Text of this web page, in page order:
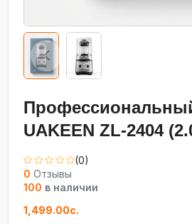
UAKEEN ZL-2404
(0)
0 Отзывы
100 в наличии
1,499.00с.